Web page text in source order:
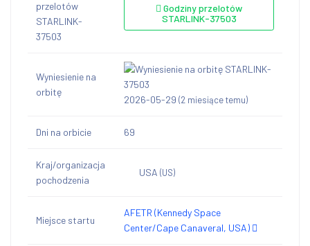
przelotów
STARLINK-
37503
Godziny przelotów
STARLINK-37503
Wyniesienie na
orbitę
2026-05-29 (2 miesiące temu)
Dni na orbicie 69
Kraj/organizacja
pochodzenia
USA (US)
Miejsce startu
AFETR (Kennedy Space
Center/Cape Canaveral, USA)